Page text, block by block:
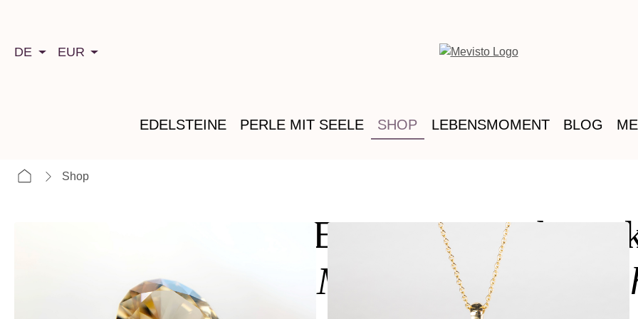
DE EUR
EDELSTEINE PERLE MIT SEELE SHOP LEBENSMOMENT BLOG
Shop
im MEVISTO Online-